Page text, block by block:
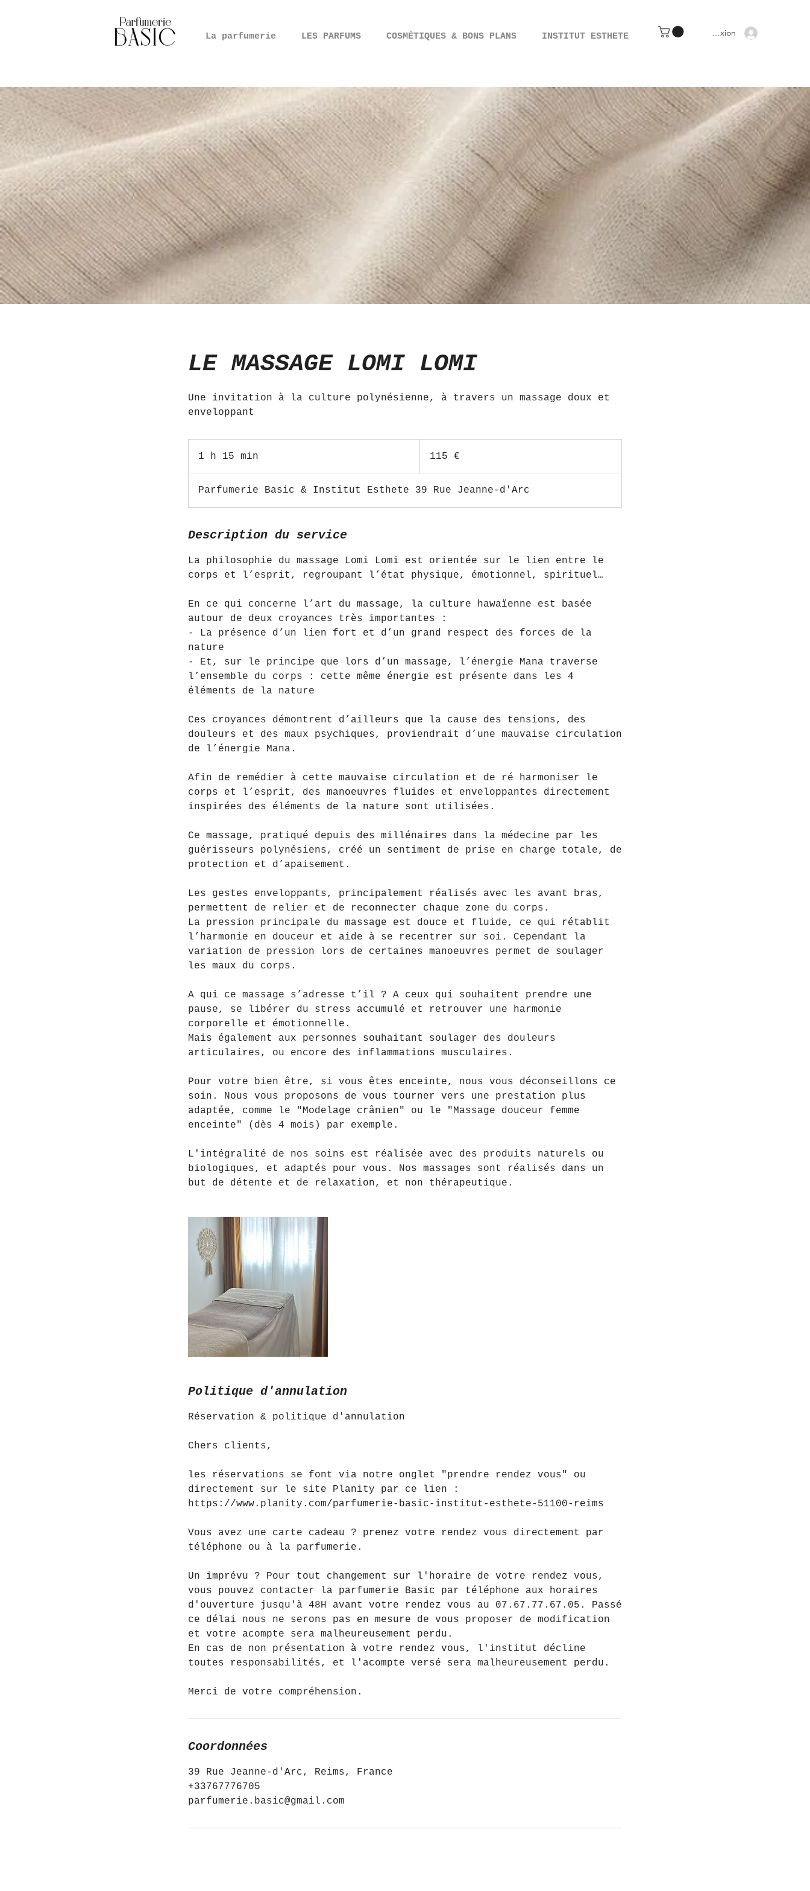
La parfumerie LES PARFUMS COSMÉTIQUES & BONS PLANS INSTITUT ESTHETE Connexion
LE MASSAGE LOMI LOMI
Une invitation à la culture polynésienne, à travers un massage doux et
enveloppant
1 h 15 min
1
115 €
Parfumerie Basic & Institut Esthete 39 Rue Jeanne-d'Arc
Description du service
La philosophie du massage Lomi Lomi est orientée sur le lien entre le
corps et l’esprit, regroupant l’état physique, émotionnel, spirituel…
En ce qui concerne l’art du massage, la culture hawaïenne est basée
autour de deux croyances très importantes :
- La présence d’un lien fort et d’un grand respect des forces de la
nature
- Et, sur le principe que lors d’un massage, l’énergie Mana traverse
l’ensemble du corps : cette même énergie est présente dans les 4
éléments de la nature
Ces croyances démontrent d’ailleurs que la cause des tensions, des
douleurs et des maux psychiques, proviendrait d’une mauvaise circulation
de l’énergie Mana.
Afin de remédier à cette mauvaise circulation et de ré harmoniser le
corps et l’esprit, des manoeuvres fluides et enveloppantes directement
inspirées des éléments de la nature sont utilisées.
Ce massage, pratiqué depuis des millénaires dans la médecine par les
guérisseurs polynésiens, créé un sentiment de prise en charge totale, de
protection et d’apaisement.
Les gestes enveloppants, principalement réalisés avec les avant bras,
permettent de relier et de reconnecter chaque zone du corps.
La pression principale du massage est douce et fluide, ce qui rétablit
l’harmonie en douceur et aide à se recentrer sur soi. Cependant la
variation de pression lors de certaines manoeuvres permet de soulager
les maux du corps.
A qui ce massage s’adresse t’il ? A ceux qui souhaitent prendre une
pause, se libérer du stress accumulé et retrouver une harmonie
corporelle et émotionnelle.
Mais également aux personnes souhaitant soulager des douleurs
articulaires, ou encore des inflammations musculaires.
Pour votre bien être, si vous êtes enceinte, nous vous déconseillons ce
soin. Nous vous proposons de vous tourner vers une prestation plus
adaptée, comme le "Modelage crânien" ou le "Massage douceur femme
enceinte" (dès 4 mois) par exemple.
L'intégralité de nos soins est réalisée avec des produits naturels ou
biologiques, et adaptés pour vous. Nos massages sont réalisés dans un
but de détente et de relaxation, et non thérapeutique.
Politique d'annulation
Réservation & politique d'annulation
Chers clients,
les réservations se font via notre onglet "prendre rendez vous" ou
directement sur le site Planity par ce lien :
https://www.planity.com/parfumerie-basic-institut-esthete-51100-reims
Vous avez une carte cadeau ? prenez votre rendez vous directement par
téléphone ou à la parfumerie.
Un imprévu ? Pour tout changement sur l'horaire de votre rendez vous,
vous pouvez contacter la parfumerie Basic par téléphone aux horaires
d'ouverture jusqu'à 48H avant votre rendez vous au 07.67.77.67.05. Passé
ce délai nous ne serons pas en mesure de vous proposer de modification
et votre acompte sera malheureusement perdu.
En cas de non présentation à votre rendez vous, l'institut décline
toutes responsabilités, et l'acompte versé sera malheureusement perdu.
Merci de votre compréhension.
Coordonnées
39 Rue Jeanne-d'Arc, Reims, France
+33767776705
parfumerie.basic@gmail.com